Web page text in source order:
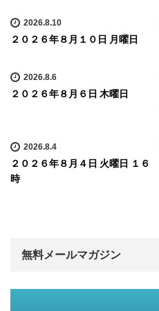
2026.8.10
２０２６年８月１０日 月曜日
2026.8.6
２０２６年８月６日 木曜日
2026.8.4
２０２６年８月４日 火曜日 １６
時
無料メールマガジン